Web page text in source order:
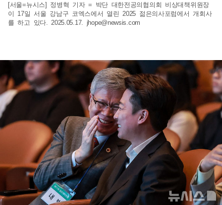
[서울=뉴시스] 정병혁 기자 = 박단 대한전공의협의회 비상대책위원장
이 17일 서울 강남구 코엑스에서 열린 2025 젊은의사포럼에서 개회사
를 하고 있다. 2025.05.17. jhope@newsis.com